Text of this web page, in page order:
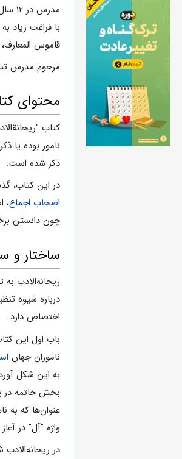
مدرس در ۱۲ سال آخر عمرش در حجره ای در مدرسه سپهسالار قدیم
با فراغت زیاد
قاموس المعارف،
مرحوم مدرس
محتوای
کتاب
ذکر شده است.
در این کتاب،
اصحاب اجماع،
چون دانستن
ساختار و
ریحانه‌الادب به
درباره شیوه
اختصاص دارد.
باب اول این
ناموران جهان
به این شکل
بخش خاتمه در
عنوان‌ها که به
واژه "آل" در
در